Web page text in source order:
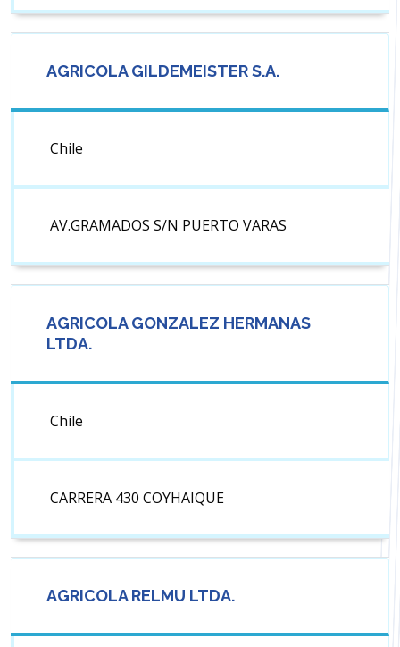
AGRICOLA GILDEMEISTER S.A.
Chile
AV.GRAMADOS S/N PUERTO VARAS
AGRICOLA GONZALEZ HERMANAS
LTDA.
Chile
CARRERA 430 COYHAIQUE
AGRICOLA RELMU LTDA.